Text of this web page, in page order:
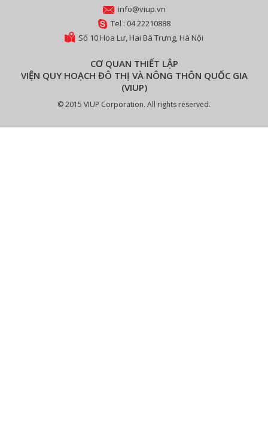
info@viup.vn
Tel : 04 22210888
Số 10 Hoa Lư, Hai Bà Trưng, Hà Nội
CƠ QUAN THIẾT LẬP
VIỆN QUY HOẠCH ĐÔ THỊ VÀ NÔNG THÔN QUỐC GIA
(VIUP)
© 2015 VIUP Corporation. All rights reserved.